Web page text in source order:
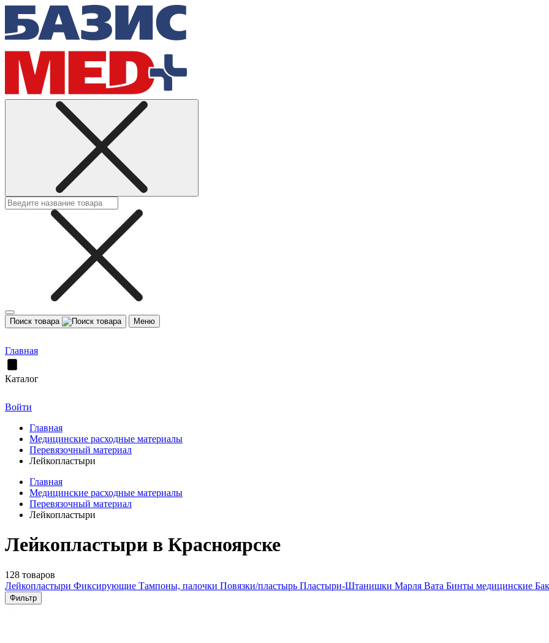
Поиск товара Меню
Главная
Каталог
Войти
Главная
Медицинские расходные материалы
Перевязочный материал
Лейкопластыри
Главная
Медицинские расходные материалы
Перевязочный материал
Лейкопластыри
Лейкопластыри в Красноярске
128 товаров
Лейкопластыри Фиксирующие Тампоны, палочки Повязки/пластырь Пластыри-Штанишки Марля Вата Бинты медицинские
Фильтр